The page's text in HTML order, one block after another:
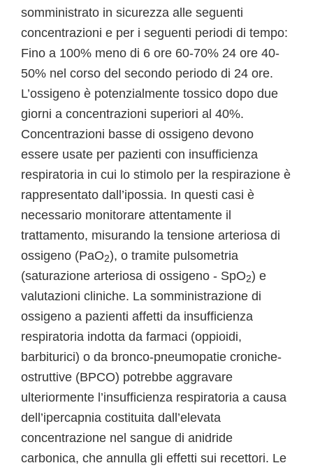
somministrato in sicurezza alle seguenti
concentrazioni e per i seguenti periodi di tempo:
Fino a 100% meno di 6 ore 60-70% 24 ore 40-
50% nel corso del secondo periodo di 24 ore.
L’ossigeno è potenzialmente tossico dopo due
giorni a concentrazioni superiori al 40%.
Concentrazioni basse di ossigeno devono
essere usate per pazienti con insufficienza
respiratoria in cui lo stimolo per la respirazione è
rappresentato dall’ipossia. In questi casi è
necessario monitorare attentamente il
trattamento, misurando la tensione arteriosa di
ossigeno (PaO2), o tramite pulsometria
(saturazione arteriosa di ossigeno - SpO2) e
valutazioni cliniche. La somministrazione di
ossigeno a pazienti affetti da insufficienza
respiratoria indotta da farmaci (oppioidi,
barbiturici) o da bronco-pneumopatie croniche-
ostruttive (BPCO) potrebbe aggravare
ulteriormente l’insufficienza respiratoria a causa
dell’ipercapnia costituita dall’elevata
concentrazione nel sangue di anidride
carbonica, che annulla gli effetti sui recettori. Le